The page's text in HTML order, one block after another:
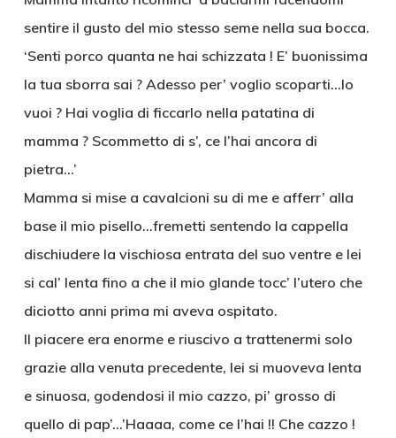
sentire il gusto del mio stesso seme nella sua bocca.
‘Senti porco quanta ne hai schizzata ! E’ buonissima
la tua sborra sai ? Adesso per’ voglio scoparti…lo
vuoi ? Hai voglia di ficcarlo nella patatina di
mamma ? Scommetto di s’, ce l’hai ancora di
pietra…’
Mamma si mise a cavalcioni su di me e afferr’ alla
base il mio pisello…fremetti sentendo la cappella
dischiudere la vischiosa entrata del suo ventre e lei
si cal’ lenta fino a che il mio glande tocc’ l’utero che
diciotto anni prima mi aveva ospitato.
Il piacere era enorme e riuscivo a trattenermi solo
grazie alla venuta precedente, lei si muoveva lenta
e sinuosa, godendosi il mio cazzo, pi’ grosso di
quello di pap’…’Haaaa, come ce l’hai !! Che cazzo !